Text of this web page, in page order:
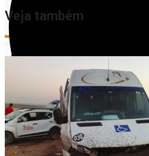
Veja também